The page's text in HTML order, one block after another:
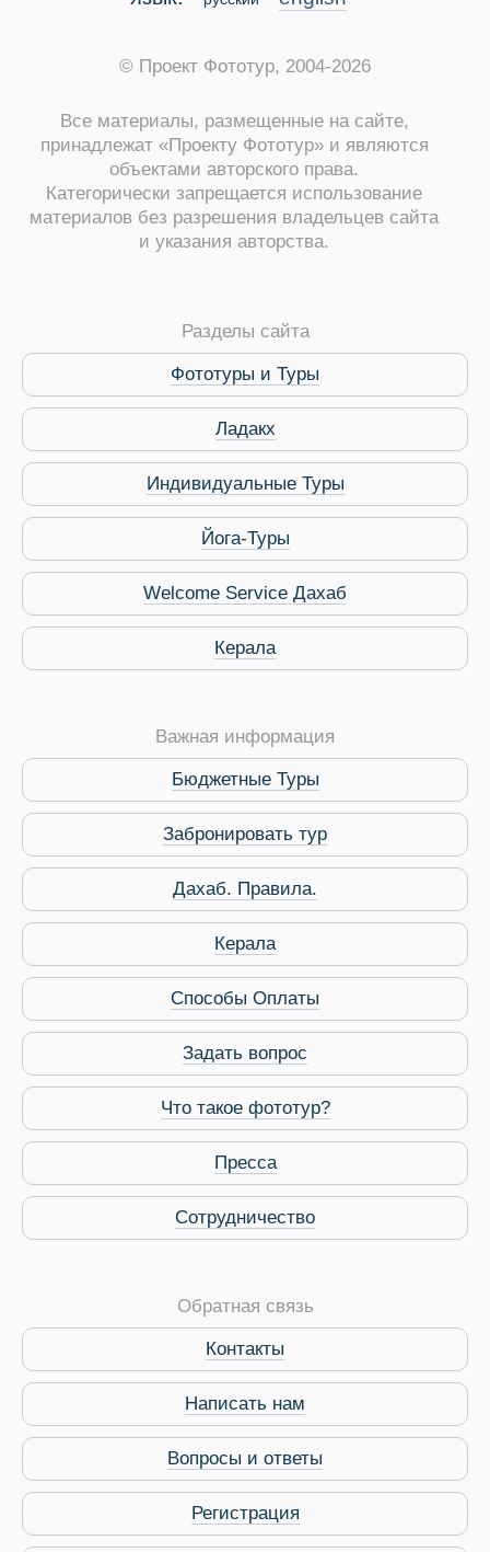
Service Дахаб
Путеводитель по
Виза в Индию
© Проект Фототур, 2004-2026
Все материалы, размещенные на сайте,
принадлежат «Проекту Фототур» и являются
объектами авторского права.
Категорически запрещается использование
материалов без разрешения владельцев сайта
и указания авторства.
Разделы сайта
Фототуры и Туры
Ладакх
Индивидуальные Туры
Йога-Туры
Welcome Service Дахаб
Керала
Важная информация
Бюджетные Туры
Забронировать тур
Дахаб. Правила.
Керала
Способы Оплаты
Задать вопрос
Что такое фототур?
Пресса
Сотрудничество
Обратная связь
Контакты
Написать нам
Вопросы и ответы
Регистрация